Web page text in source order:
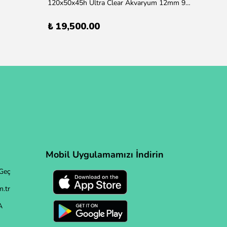
120x50x45h Ultra Clear Akvaryum 12mm 90 derece Birleşim (Otobüs Kargosu İle Gönderim Sağlanmaktadır)
₺ 19,500.00
Mobil Uygulamamızı İndirin